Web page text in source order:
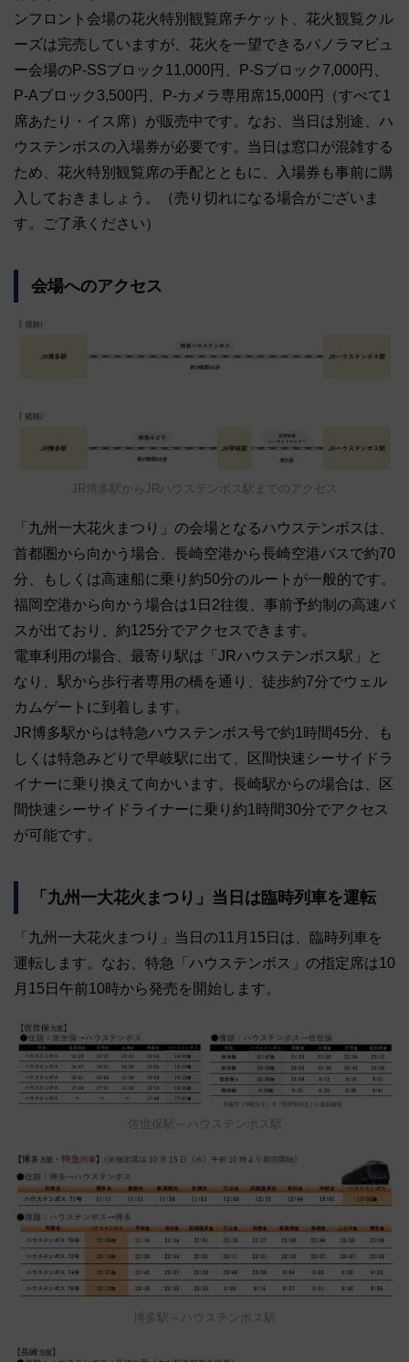
ンフロント会場の花火特別観覧席チケット、花火観覧クル
ーズは完売していますが、花火を一望できるパノラマビュ
ー会場のP-SSブロック11,000円、P-Sブロック7,000円、
P-Aブロック3,500円、P-カメラ専用席15,000円（すべて1
席あたり・イス席）が販売中です。なお、当日は別途、ハ
ウステンボスの入場券が必要です。当日は窓口が混雑する
ため、花火特別観覧席の手配とともに、入場券も事前に購
入しておきましょう。（売り切れになる場合がございま
す。ご了承ください）
会場へのアクセス
JR博多駅からJRハウステンボス駅までのアクセス
「九州一大花火まつり」の会場となるハウステンボスは、
首都圏から向かう場合、長崎空港から長崎空港バスで約70
分、もしくは高速船に乗り約50分のルートが一般的です。
福岡空港から向かう場合は1日2往復、事前予約制の高速バ
スが出ており、約125分でアクセスできます。
電車利用の場合、最寄り駅は「JRハウステンボス駅」と
なり、駅から歩行者専用の橋を通り、徒歩約7分でウェル
カムゲートに到着します。
JR博多駅からは特急ハウステンボス号で約1時間45分、も
しくは特急みどりで早岐駅に出て、区間快速シーサイドラ
イナーに乗り換えて向かいます。長崎駅からの場合は、区
間快速シーサイドライナーに乗り約1時間30分でアクセス
が可能です。
「九州一大花火まつり」当日は臨時列車を運転
「九州一大花火まつり」当日の11月15日は、臨時列車を
運転します。なお、特急「ハウステンボス」の指定席は10
月15日午前10時から発売を開始します。
佐世保駅～ハウステンボス駅
博多駅～ハウステンボス駅